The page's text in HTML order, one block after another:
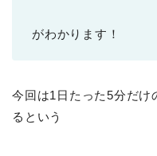
がわかります！
今回は1日たった5分だけ
るという